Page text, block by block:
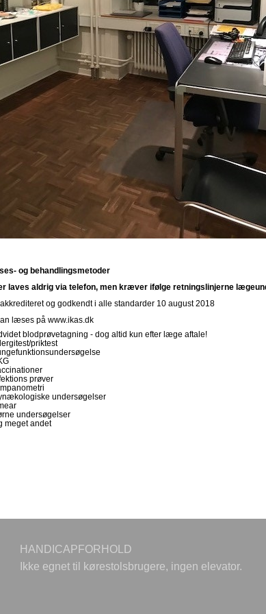
og behandlingsmetoder
laves aldrig via telefon, men kræver ifølge retningslinjerne
og godkendt i alle standarder 10 august 2018
læses på www.ikas.dk
blodprøvetagning - dog altid kun efter læge aftale!
priktest
prøver
undersøgelser
undersøgelser
meget andet
HANDICAPFORHOLD
Ikke egnet til kørestolsbrugere, ingen elevator.